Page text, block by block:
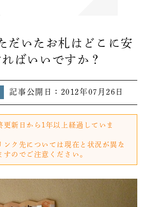
だいたお札はどこに安
ばいいですか？
記事公開日： 2012年07月26日
更新日から1年以上経過していま
ンク先については現在と状況が異な
すのでご注意ください。